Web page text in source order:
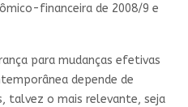
financeira de 2008/9 e
para mudanças efetivas
depende de
talvez o mais relevante, seja